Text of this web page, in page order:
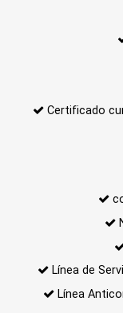
Certificado
Línea de
Línea